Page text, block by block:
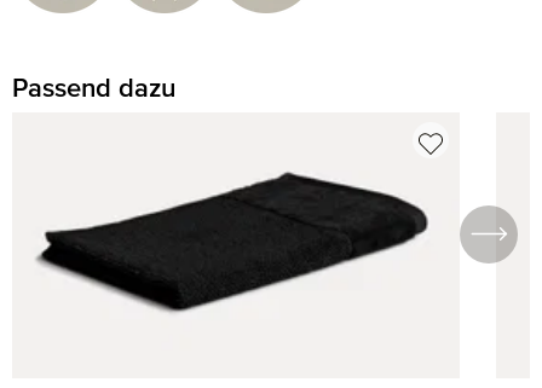
Passend dazu